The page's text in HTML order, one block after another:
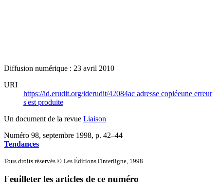
Diffusion numérique : 23 avril 2010
URI
https://id.erudit.org/iderudit/42084ac adresse copiéeune erreur
s'est produite
Un document de la revue Liaison
Numéro 98, septembre 1998, p. 42–44
Tendances
Tous droits réservés © Les Éditions l'Interligne, 1998
Feuilleter les articles de ce numéro